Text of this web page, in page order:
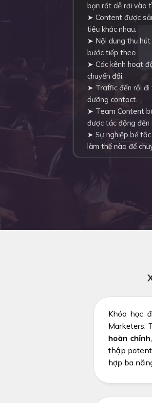
bạn rất dễ rơi vào
➤ Content được
tiêu khác nhau.
➤ Nội dung thu hút
bước tiếp theo.
➤ Các kênh hoạt
chuyển đổi.
➤ Traffic đến rồi đi
dưỡng contact.
➤ Team Content
được tác động đến
➤ Sự nghiệp bế
làm thế nào để
Khóa học
Marketers.
hoàn chỉnh
thập
hợp ba